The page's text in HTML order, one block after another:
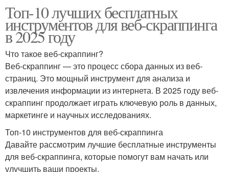
Топ-10 лучших бесплатных
инструментов для веб-скраппинга
в 2025 году
Что такое веб-скраппинг?
Веб-скраппинг — это процесс сбора данных из веб-
страниц. Это мощный инструмент для анализа и
извлечения информации из интернета. В 2025 году веб-
скраппинг продолжает играть ключевую роль в данных,
маркетинге и научных исследованиях.
Топ-10 инструментов для веб-скраппинга
Давайте рассмотрим лучшие бесплатные инструменты
для веб-скраппинга, которые помогут вам начать или
улучшить ваши проекты.